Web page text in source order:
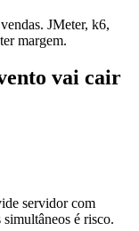
JMeter, k6,
margem.
vai cair
servidor com
é risco.